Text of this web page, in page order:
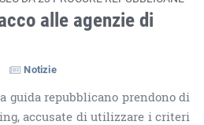
alle agenzie di
Notizie
guida repubblicano prendono di
accusate di utilizzare i criteri